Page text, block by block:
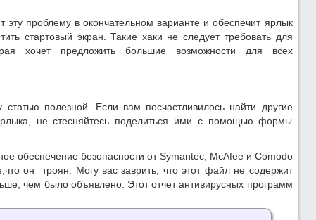
проблему в окончательном варианте и обеспечит ярлык
стартовый экран. Такие хаки не следует требовать для
хочет предложить большие возможности для всех
полезной. Если вам посчастливилось найти другие
не стесняйтесь поделиться ими с помощью формы
обеспечение безопасности от Symantec, McAfee и Comodo
он троян. Могу вас заврить, что этот файл не содержит
чем было объявлено. Этот отчет антивирусных программ